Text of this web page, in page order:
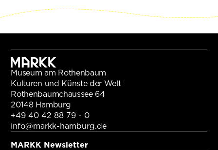
Museum am Rothenbaum
Kulturen und Künste der Welt
Rothenbaumchaussee 64
20148 Hamburg
+49 40 42 88 79 - 0
info@markk-hamburg.de
MARKK Newsletter